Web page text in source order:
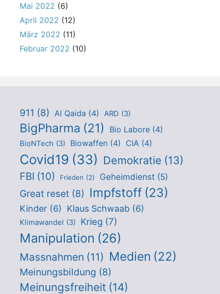
Mai 2022 (6)
April 2022 (12)
März 2022 (11)
Februar 2022 (10)
911 (8) Al Qaida (4) ARD (3)
BigPharma (21) Bio Labore (4)
BioNTech (3) Biowaffen (4) CIA (4)
Covid19 (33) Demokratie (13)
FBI (10) Frieden (2) Geheimdienst (5)
Great reset (8) Impfstoff (23)
Kinder (6) Klaus Schwaab (6)
Klimawandel (3) Krieg (7)
Manipulation (26)
Massnahmen (11) Medien (22)
Meinungsbildung (8)
Meinungsfreiheit (14)